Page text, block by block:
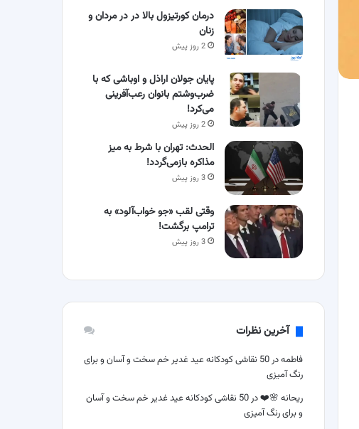
درمان کورتیزول بالا در در مردان و
زنان
2 روز پیش
پایان جولان اراذل و اوباشی که با
ضرب‌وشتم بانوان رعب‌آفرینی
می‌کرد!
2 روز پیش
الحدث: تهران با شرط به میز
مذاکره بازمی‌گردد!
3 روز پیش
وقتی لقب «جو خواب‌آلود» به
ترامپ برگشت!
3 روز پیش
آخرین نظرات
فاطمهدر
50 نقاشی کودکانه عید غدیر خم سخت و آسان و برای
رنگ آمیزی
ریحانه 🌸❤️در
50 نقاشی کودکانه عید غدیر خم سخت و آسان
و برای رنگ آمیزی